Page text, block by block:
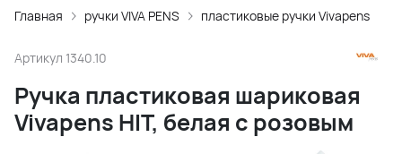
Главная ручки VIVA PENS пластиковые ручки Vivapens
Артикул 1340.10
Ручка пластиковая шариковая
Vivapens HIT, белая с розовым